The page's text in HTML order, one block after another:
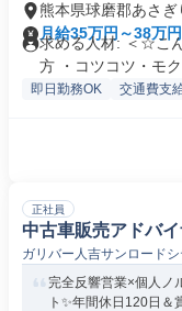
熊本県球磨郡あさぎ
月給35万円～38万円
求める人材: ＜☆こ
方 ・コツコツ・モク
即日勤務OK 交通費支
正社員
中古車販売アドバ
ガリバー人吉サンロード
完全反響営業×個人ノ
ト✨年間休日120日＆